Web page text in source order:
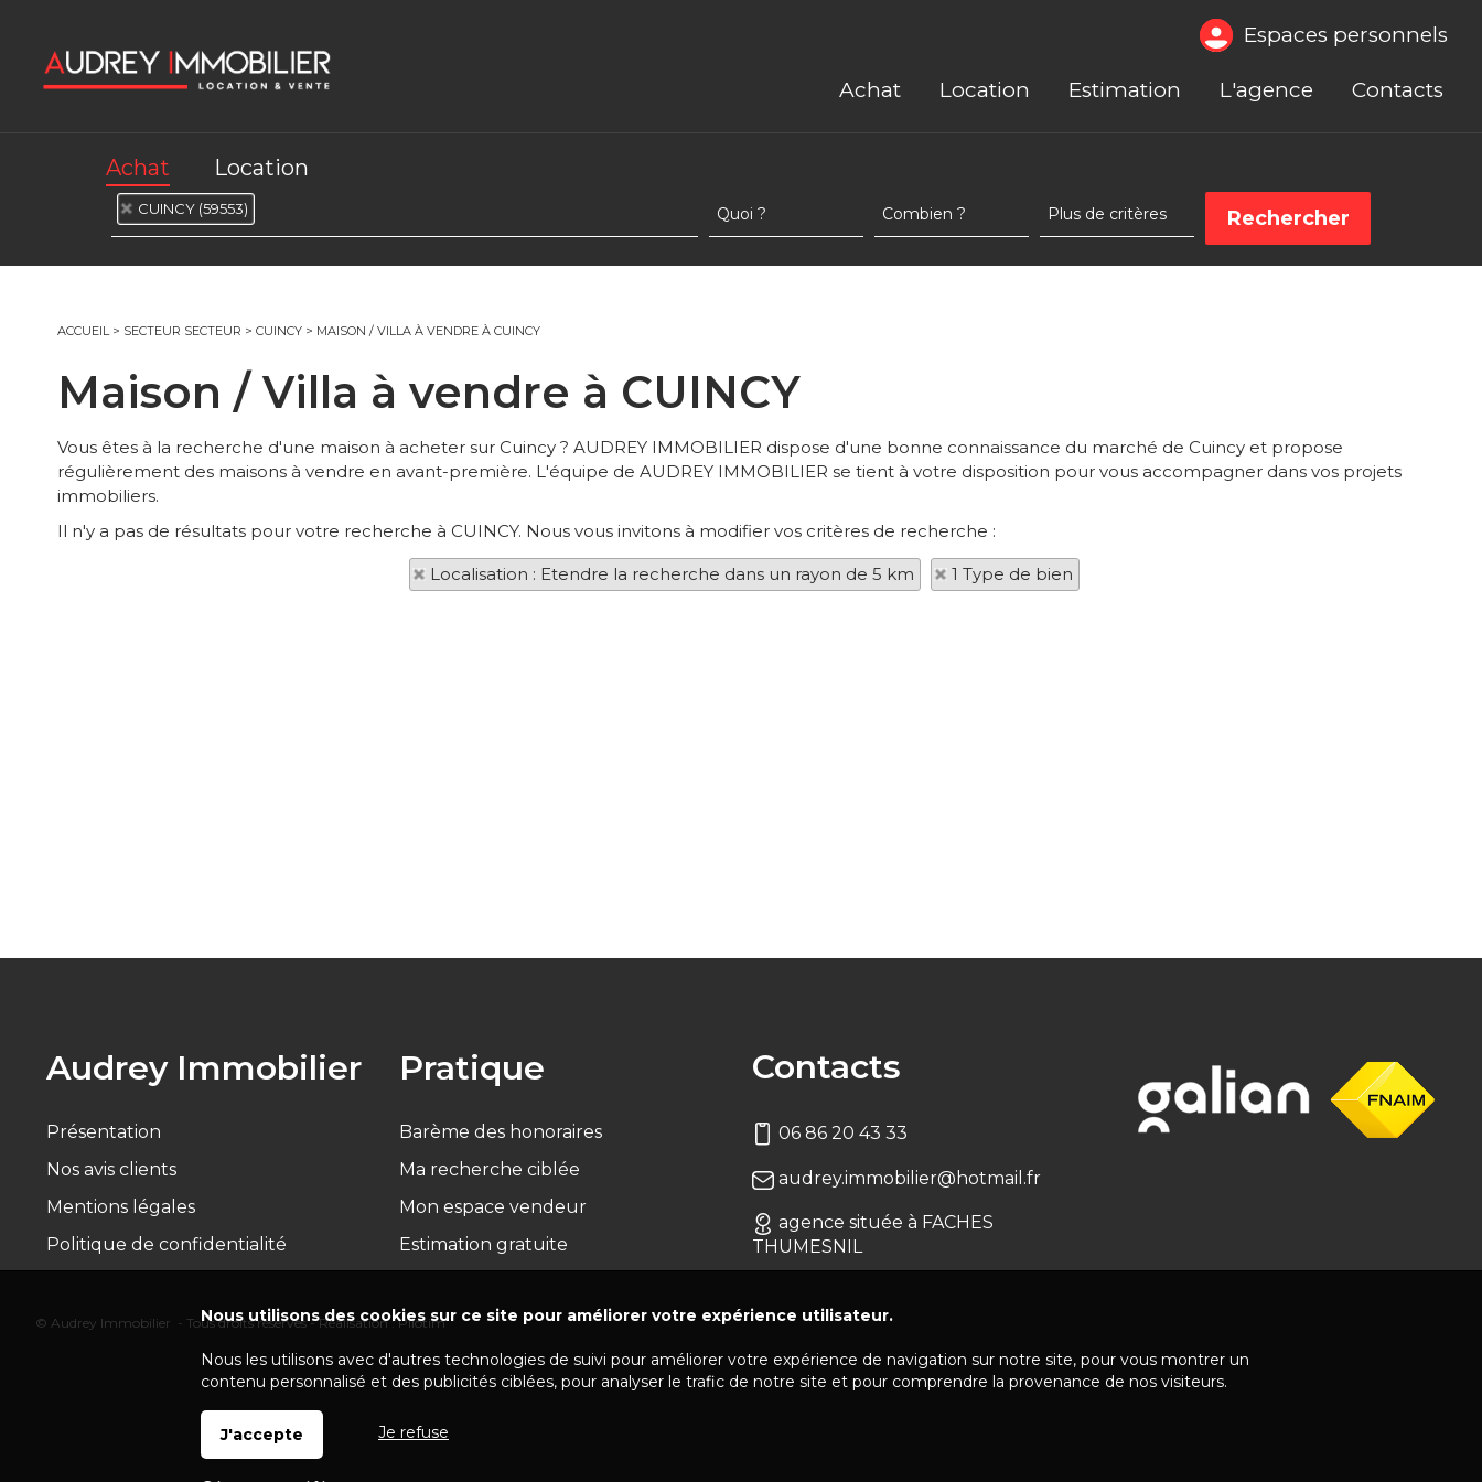
Espaces personnels
Achat Location Estimation L'agence Contacts
Achat Location
CUINCY (59553)
ACCUEIL> SECTEUR SECTEUR > CUINCY > MAISON / VILLA À VENDRE À CUINCY
Maison / Villa à vendre à CUINCY
Vous êtes à la recherche d'une maison à acheter sur Cuincy ? AUDREY IMMOBILIER dispose d'une bonne connaissance du marché de Cuincy et propose
régulièrement des maisons à vendre en avant-première. L'équipe de AUDREY IMMOBILIER se tient à votre disposition pour vous accompagner dans vos projets
immobiliers.
Il n'y a pas de résultats pour votre recherche à CUINCY. Nous vous invitons à modifier vos critères de recherche :
Localisation : Etendre la recherche dans un rayon de 5 km 1 Type de bien
Audrey Immobilier
Présentation
Nos avis clients
Mentions légales
Politique de confidentialité
Pratique
Barème des honoraires
Ma recherche ciblée
Mon espace vendeur
Estimation gratuite
Contacts
06 86 20 43 33
audrey.immobilier@hotmail.fr
agence située à FACHES
THUMESNIL
© Audrey Immobilier - Tous droits réservés - Réalisation :Pilotim
Nous utilisons des cookies sur ce site pour améliorer votre expérience utilisateur.
Nous les utilisons avec d'autres technologies de suivi pour améliorer votre expérience de navigation sur notre site, pour vous montrer un
contenu personnalisé et des publicités ciblées, pour analyser le trafic de notre site et pour comprendre la provenance de nos visiteurs.
J'accepte Je refuse